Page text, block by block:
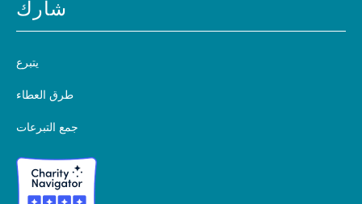
شارك
يتبرع
طرق العطاء
جمع التبرعات